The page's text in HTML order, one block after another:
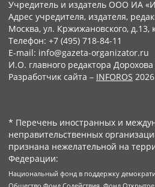
Учредитель и издатель ООО ИА
Адрес учредителя, издателя,
Москва, ул. Кржижановского, д.13,
Телефон: +7 (495) 718-84-11
E-mail: info@gazeta-organizator.ru
И.О. главного редактора
Разработчик сайта – INFOROS 2026
* Перечень иностранных и
неправительственных
признана нежелательной на
Федерации:
Национальный фонд в поддержку